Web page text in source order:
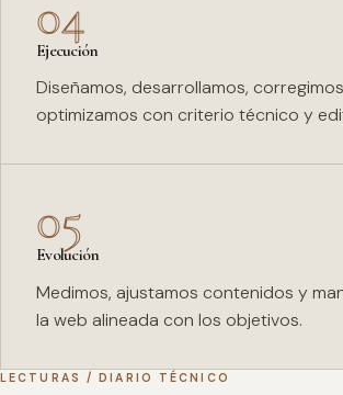
04
Ejecución
Diseñamos, desarrollamos,
optimizamos con criterio técnico y
05
Evolución
Medimos, ajustamos contenidos y
la web alineada con los objetivos.
LECTURAS / DIARIO TÉCNICO